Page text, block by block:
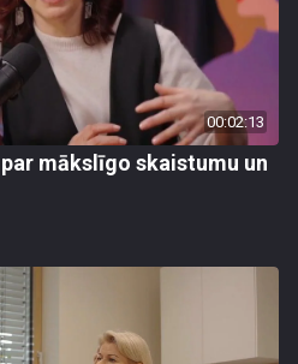
00:02:13
mākslīgo skaistumu un